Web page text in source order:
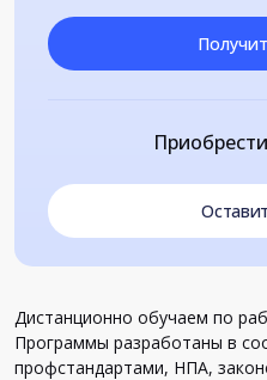
Дистанционно обучаем по
Программы разработаны в
профстандартами, НПА,